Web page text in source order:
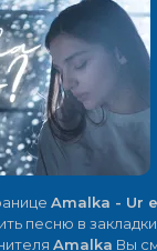
Amalka - Ur
песню в
Amalka Вы